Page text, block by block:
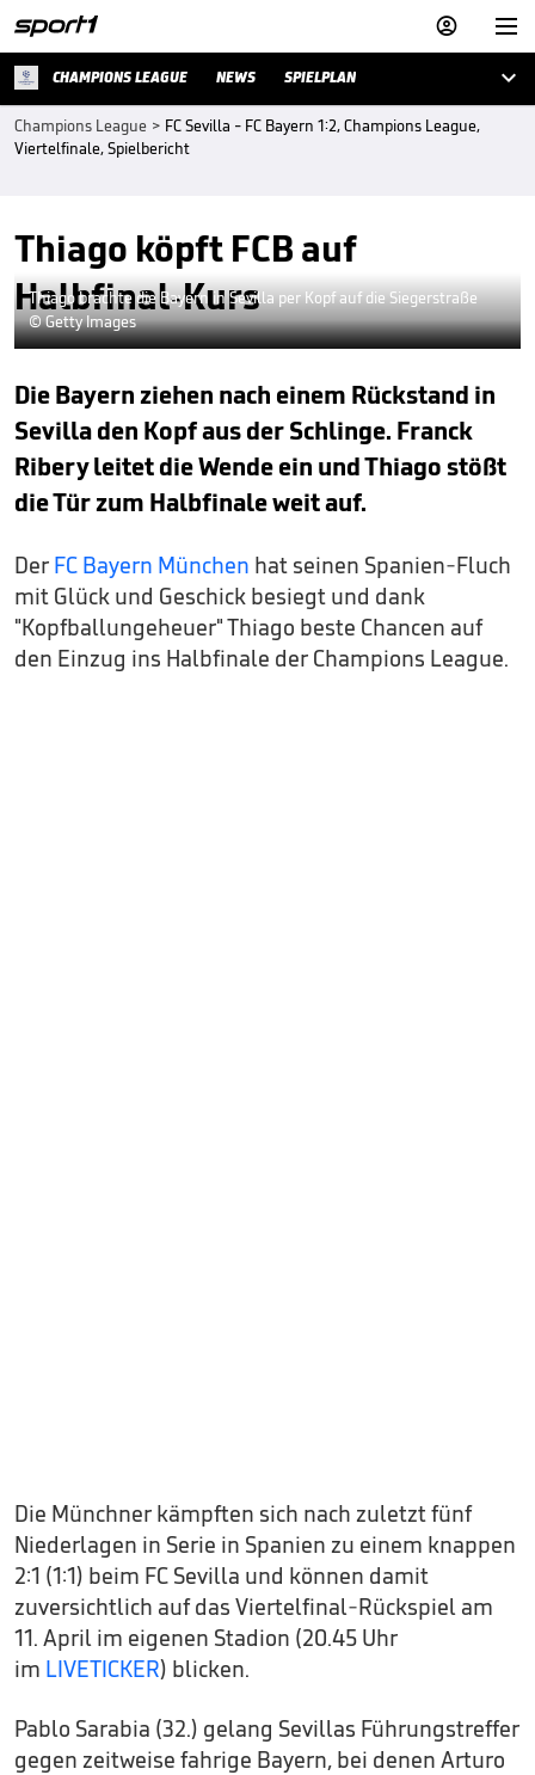


CHAMPIONS LEAGUE NEWS SPIELPLAN 
Champions League > FC Sevilla - FC Bayern 1:2, Champions League,
Viertelfinale, Spielbericht
Thiago köpft FCB auf
Halbfinal-Kurs
Thiago brachte die Bayern in Sevilla per Kopf auf die Siegerstraße
© Getty Images
Die Bayern ziehen nach einem Rückstand in
Sevilla den Kopf aus der Schlinge. Franck
Ribery leitet die Wende ein und Thiago stößt
die Tür zum Halbfinale weit auf.
Der FC Bayern München hat seinen Spanien-Fluch
mit Glück und Geschick besiegt und dank
"Kopfballungeheuer" Thiago beste Chancen auf
den Einzug ins Halbfinale der Champions League.
Die Münchner kämpften sich nach zuletzt fünf
Niederlagen in Serie in Spanien zu einem knappen
2:1 (1:1) beim FC Sevilla und können damit
zuversichtlich auf das Viertelfinal-Rückspiel am
11. April im eigenen Stadion (20.45 Uhr
im LIVETICKER) blicken.
Pablo Sarabia (32.) gelang Sevillas Führungstreffer
gegen zeitweise fahrige Bayern, bei denen Arturo